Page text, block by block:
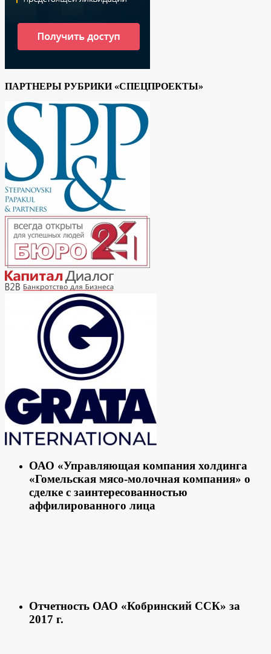
ПАРТНЕРЫ РУБРИКИ «СПЕЦПРОЕКТЫ»
ОАО «Управляющая компания холдинга
«Гомельская мясо-молочная компания» о
сделке с заинтересованностью
аффилированного лица
Отчетность ОАО «Кобринский ССК» за
2017 г.